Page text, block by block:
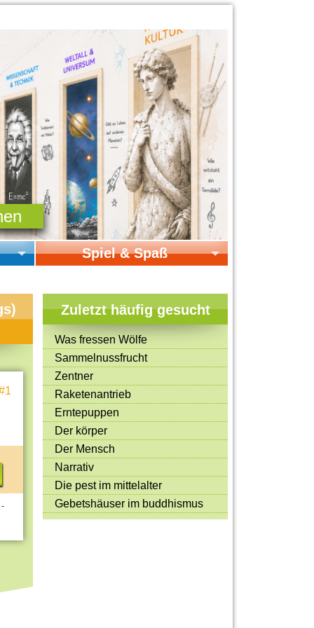
Spiel & Spaß
Online-Spiele
Mitmachen & Kreatives
Bücher & Filme
Quiz-Spiele
Spiele & Ideen
Jugendreporter
Rezeptideen
Game-Tests
Reisen, Events & Sport
E-Cards
-
Zuletzt häufig gesucht
Was fressen Wölfe
Sammelnussfrucht
Zentner
Raketenantrieb
Erntepuppen
Der körper
Der Mensch
Narrativ
Die pest im mittelalter
Gebetshäuser im buddhismus